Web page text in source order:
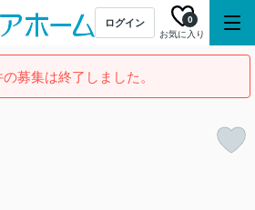
ログイン
お気に入り
0
募集は終了しました。